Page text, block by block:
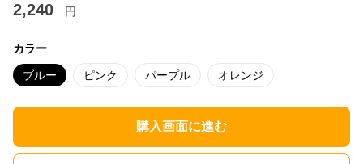
2,240 円
カラー
ブルー ピンク パープル オレンジ
購入画面に進む